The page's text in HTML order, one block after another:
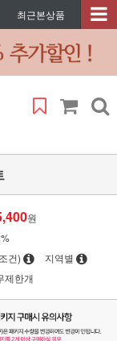
최근본상품
원
건)
지역별
제한개